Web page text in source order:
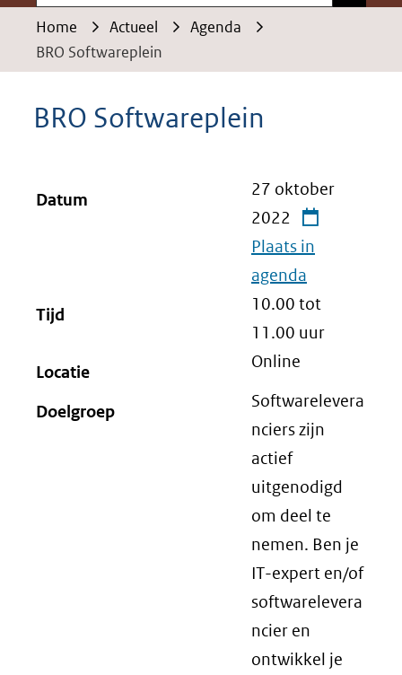
Home Actueel
Agenda
BRO Softwareplein
BRO Softwareplein
Datum
27 oktober
2022
Plaats in
agenda
Tijd
10.00 tot
11.00 uur
Locatie
Online
Doelgroep
Softwarelevera
nciers zijn
actief
uitgenodigd
om deel te
nemen. Ben je
IT-expert en/of
softwarelevera
ncier en
ontwikkel je